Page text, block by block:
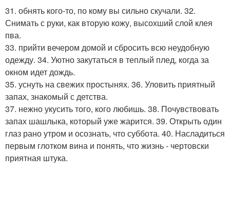
31. обнять кого-то, по кому вы сильно скучали. 32.
Снимать с руки, как вторую кожу, высохший слой клея
пва.
33. прийти вечером домой и сбросить всю неудобную
одежду. 34. Уютно закутаться в теплый плед, когда за
окном идет дождь.
35. уснуть на свежих простынях. 36. Уловить приятный
запах, знакомый с детства.
37. нежно укусить того, кого любишь. 38. Почувствовать
запах шашлыка, который уже жарится. 39. Открыть один
глаз рано утром и осознать, что суббота. 40. Насладиться
первым глотком вина и понять, что жизнь - чертовски
приятная штука.